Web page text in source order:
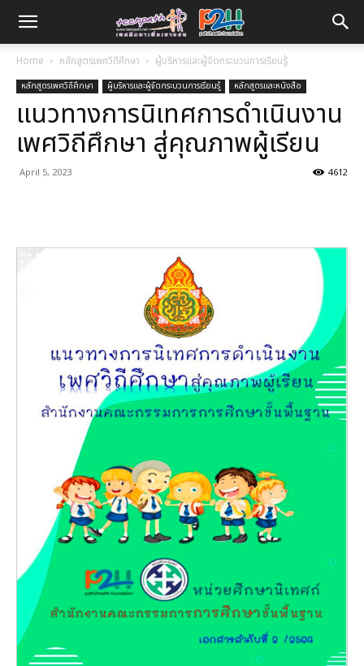
Home หลักสูตรเพศวิถีศึกษา ผู้บริหารและผู้จัดกระบวนการเรียนรู้
หลักสูตรเพศวิถีศึกษา ผู้บริหารและผู้จัดกระบวนการเรียนรู้ หลักสูตรและหนังสือ
แนวทางการนิเทศการดำเนินงาน
เพศวิถีศึกษา สู่คุณภาพผู้เรียน
April 5, 2023 4612